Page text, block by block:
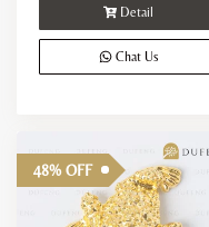
Detail
Chat Us
48% OFF